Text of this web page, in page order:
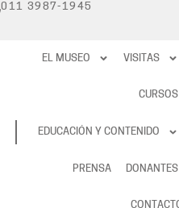
011 3987-1945
RESERVAS
EL MUSEO VISITAS
CURSOS
EDUCACIÓN Y CONTENIDO
PRENSA DONANTES